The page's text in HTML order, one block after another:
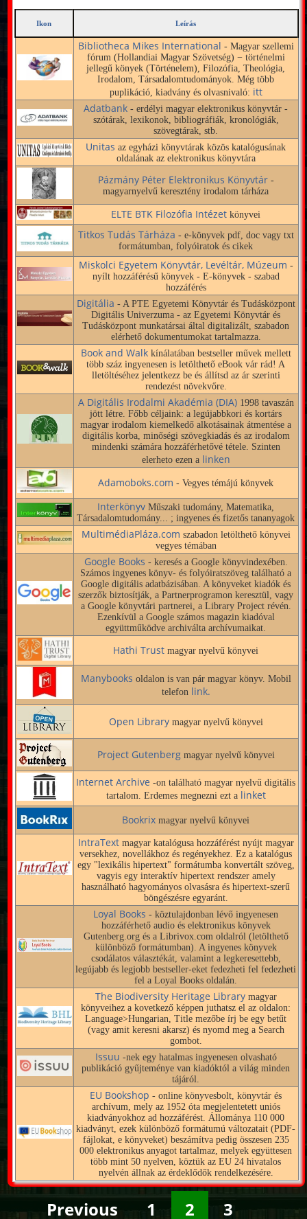
Ikon Leírás
Bibliotheca Mikes International - Magyar szellemi
fórum (Hollandiai Magyar Szövetség) − történelmi
jellegű könyek (Történelem), Filozófia, Theológia,
Irodalom, Társadalomtudományok. Még több
puplikáció, kiadvány és olvasnivaló: itt
Adatbank - erdélyi magyar elektronikus könyvtár -
szótárak, lexikonok, bibliográfiák, kronológiák,
szövegtárak, stb.
Unitas az egyházi könyvtárak közös katalógusának
oldalának az elektronikus könyvtára
Pázmány Péter Elektronikus Könyvtár -
magyarnyelvű keresztény irodalom tárháza
ELTE BTK Filozófia Intézet könyvei
Titkos Tudás Tárháza - e-könyvek pdf, doc vagy txt
formátumban, folyóiratok és cikek
Miskolci Egyetem Könyvtár, Levéltár, Múzeum -
nyílt hozzáférésű könyvek - E-könyvek - szabad
hozzáférés
Digitália - A PTE Egyetemi Könyvtár és Tudásközpont
Digitális Univerzuma - az Egyetemi Könyvtár és
Tudásközpont munkatársai által digitalizált, szabadon
elérhető dokumentumokat tartalmazza.
Book and Walkkínálatában bestseller művek mellett
több száz ingyenesen is letölthető eBook vár rád! A
lletöltéséhez jelentkezz be és állítsd az ár szerinti
rendezést növekvőre.
A Digitális Irodalmi Akadémia (DIA)1998 tavaszán
jött létre. Főbb céljaink: a legújabbkori és kortárs
magyar irodalom kiemelkedő alkotásainak átmentése a
digitális korba, minőségi szövegkiadás és az irodalom
mindenki számára hozzáférhetővé tétele. Szinten
elerheto ezen a linken
Adamoboks.com - Vegyes témájú könyvek
Interkönyv Műszaki tudomány, Matematika,
Társadalomtudomány... ; ingyenes és fizetős tananyagok
MultimédiaPláza.com szabadon letölthető könyvei
vegyes témában
Google Books - keresés a Google könyvindexében.
Számos ingyenes könyv- és folyóiratszöveg található a
Google digitális adatbázisában. A könyveket kiadók és
szerzők biztosítják, a Partnerprogramon keresztül, vagy
a Google könyvtári partnerei, a Library Project révén.
Ezenkívül a Google számos magazin kiadóval
együttműködve archiválta archívumaikat.
Hathi Trust magyar nyelvű könyvei
Manybooks oldalon is van pár magyar könyv. Mobil
telefon link.
Open Librarymagyar nyelvű könyvei
Project Gutenbergmagyar nyelvű könyvei
Internet Archive -on található magyar nyelvű digitális
tartalom. Erdemes megnezni ezt a linket
Bookrix magyar nyelvű könyvei
IntraTextmagyar katalógusa hozzáférést nyújt magyar
versekhez, novellákhoz és regényekhez. Ez a katalógus
egy "lexikális hipertext" formátumba konvertált szöveg,
vagyis egy interaktív hipertext rendszer amely
használható hagyományos olvasásra és hipertext-szerű
böngészésre egyaránt.
Loyal Books - köztulajdonban lévő ingyenesen
hozzáférhető audio és elektronikus könyvek
Gutenberg.org és a Librivox.com oldalról (letölthető
különböző formátumban). A ingyenes könyvek
csodálatos választékát, valamint a legkeresettebb,
legújabb és legjobb bestseller-eket fedezheti fel fedezheti
fel a Loyal Books oldalán.
The Biodiversity Heritage Librarymagyar
könyveihez a kovetkező képpen juthatsz el az oldalon:
Language>Hungarian, Title mezőbe írj be egy betűt
(vagy amit keresni akarsz) és nyomd meg a Search
gombot.
Issuu -nek egy hatalmas ingyenesen olvasható
publikáció gyűjteménye van kiadóktól a világ minden
tájáról.
EU Bookshop - online könyvesbolt, könyvtár és
archívum, mely az 1952 óta megjelentetett uniós
kiadványokhoz ad hozzáférést. Állománya 110 000
kiadványt, ezek különböző formátumú változatait (PDF-
fájlokat, e könyveket) beszámítva pedig összesen 235
000 elektronikus anyagot tartalmaz, melyek együttesen
több mint 50 nyelven, köztük az EU 24 hivatalos
nyelvén állnak az érdeklődők rendelkezésére.
Previous 1 2 3